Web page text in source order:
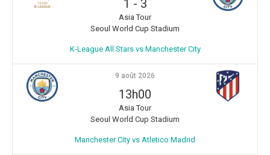
1 - 3
Asia Tour
Seoul World Cup Stadium
K-League All Stars vs Manchester City
9 août 2026
13h00
Asia Tour
Seoul World Cup Stadium
Manchester City vs Atletico Madrid